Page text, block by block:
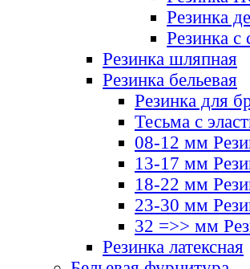
Резинка
Резинка с
Резинка шляпная
Резинка бельевая
Резинка для
Тесьма с
08-12 мм
13-17 мм
18-22 мм
23-30 мм
32 =>> мм
Резинка латексная